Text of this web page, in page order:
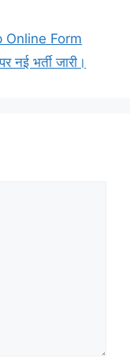
Online Form
नई भर्ती जारी।